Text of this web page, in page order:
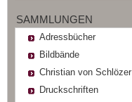
SAMMLUNGEN
Adressbücher
Bildbände
Christian von Schlözer
Druckschriften